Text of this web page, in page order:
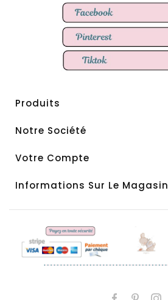
Produits
Notre Société
Votre Compte
Informations Sur Le Magasin